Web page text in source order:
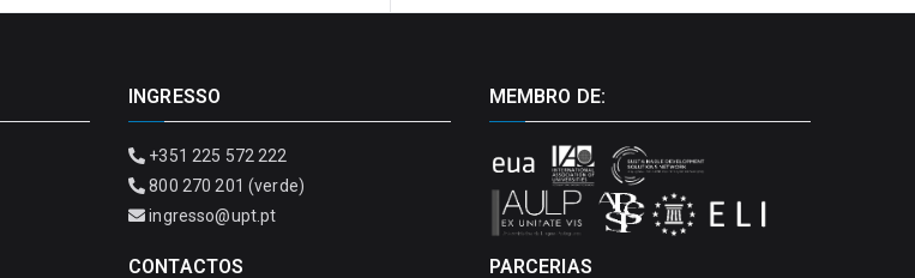
INGRESSO
+351 225 572 222
800 270 201 (verde)
ingresso@upt.pt
CONTACTOS
MEMBRO DE:
PARCERIAS